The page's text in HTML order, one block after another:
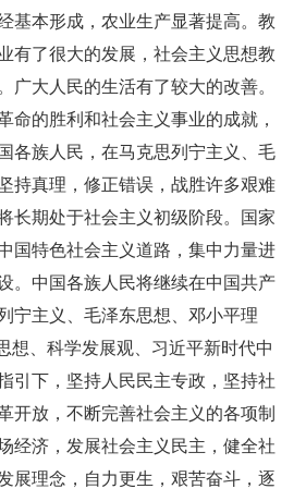
基本形成，农业生产显著提高。教
有了很大的发展，社会主义思想教
广大人民的生活有了较大的改善。
命的胜利和社会主义事业的成就，
各族人民，在马克思列宁主义、毛
持真理，修正错误，战胜许多艰难
长期处于社会主义初级阶段。国家
国特色社会主义道路，集中力量进
。中国各族人民将继续在中国共产
宁主义、毛泽东思想、邓小平理
想、科学发展观、习近平新时代中
引下，坚持人民民主专政，坚持社
开放，不断完善社会主义的各项制
经济，发展社会主义民主，健全社
展理念，自力更生，艰苦奋斗，逐